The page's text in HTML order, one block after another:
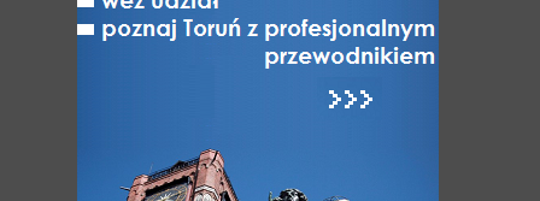
niezwykle ceniący swoje swobody,
mieli silne poczucie lokalnego
patriotyzmu i chętnie inwestowali
o jej efektowny wygląd.